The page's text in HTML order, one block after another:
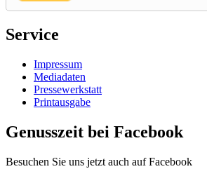
Service
Impressum
Mediadaten
Pressewerkstatt
Printausgabe
Genusszeit bei Facebook
Besuchen Sie uns jetzt auch auf Facebook